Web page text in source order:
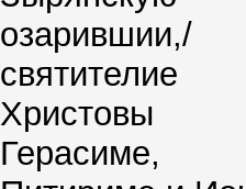
озарившии,/
святителие
Христовы
Герасиме,